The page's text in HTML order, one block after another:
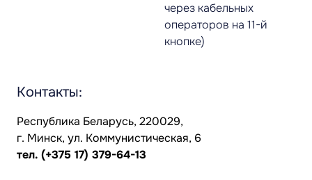
через кабельных
операторов на 11-й
кнопке)
Контакты:
Республика Беларусь, 220029,
г. Минск, ул. Коммунистическая, 6
тел. (+375 17) 379-64-13